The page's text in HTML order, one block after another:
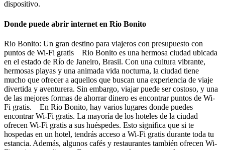
dispositivo.
Donde puede abrir internet en Rio Bonito
Rio Bonito: Un gran destino para viajeros con presupuesto con
puntos de Wi-Fi gratis Rio Bonito es una hermosa ciudad ubicada
en el estado de Río de Janeiro, Brasil. Con una cultura vibrante,
hermosas playas y una animada vida nocturna, la ciudad tiene
mucho que ofrecer a aquellos que buscan una experiencia de viaje
divertida y aventurera. Sin embargo, viajar puede ser costoso, y una
de las mejores formas de ahorrar dinero es encontrar puntos de Wi-
Fi gratis. En Rio Bonito, hay varios lugares donde puedes
encontrar Wi-Fi gratis. La mayoría de los hoteles de la ciudad
ofrecen Wi-Fi gratis a sus huéspedes. Esto significa que si te
hospedas en un hotel, tendrás acceso a Wi-Fi gratis durante toda tu
estancia. Además, algunos cafés y restaurantes también ofrecen Wi-